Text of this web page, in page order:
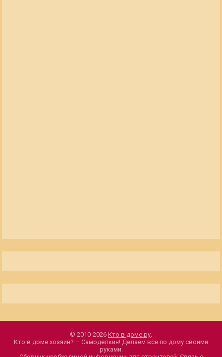
© 2010-2026 Кто в доме.ру.
Кто в доме хозяин? – Самоделкин! Делаем все по дому своими
руками.